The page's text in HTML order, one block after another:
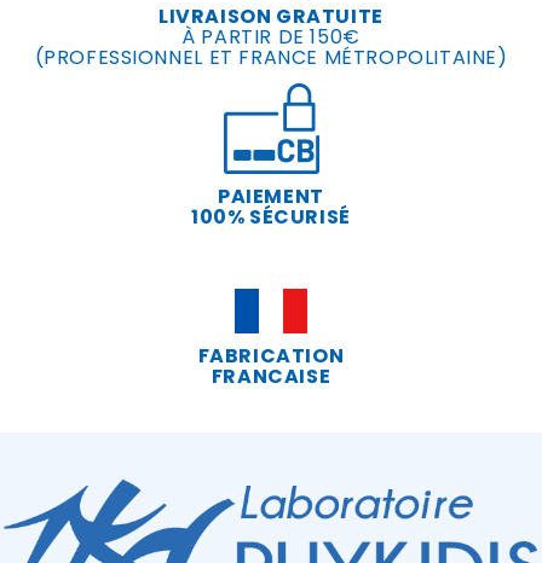
LIVRAISON GRATUITE
À PARTIR DE 150€
(PROFESSIONNEL ET FRANCE MÉTROPOLITAINE)
PAIEMENT
100% SÉCURISÉ
FABRICATION
FRANCAISE